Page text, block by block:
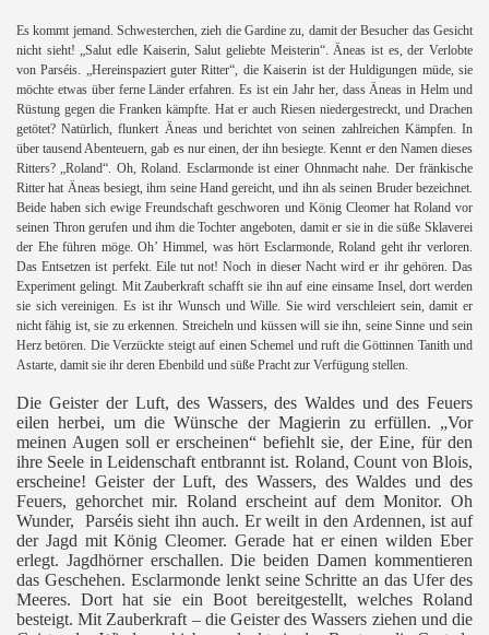
Es kommt jemand. Schwesterchen, zieh die Gardine zu, damit der Besucher das Gesicht
nicht sieht! „Salut edle Kaiserin, Salut geliebte Meisterin“. Äneas ist es, der Verlobte
von Parséis. „Hereinspaziert guter Ritter“, die Kaiserin ist der Huldigungen müde, sie
möchte etwas über ferne Länder erfahren. Es ist ein Jahr her, dass Äneas in Helm und
Rüstung gegen die Franken kämpfte. Hat er auch Riesen niedergestreckt, und Drachen
getötet? Natürlich, flunkert Äneas und berichtet von seinen zahlreichen Kämpfen. In
über tausend Abenteuern, gab es nur einen, der ihn besiegte. Kennt er den Namen dieses
Ritters? „Roland“. Oh, Roland. Esclarmonde ist einer Ohnmacht nahe. Der fränkische
Ritter hat Äneas besiegt, ihm seine Hand gereicht, und ihn als seinen Bruder bezeichnet.
Beide haben sich ewige Freundschaft geschworen und König Cleomer hat Roland vor
seinen Thron gerufen und ihm die Tochter angeboten, damit er sie in die süße Sklaverei
der Ehe führen möge. Oh’ Himmel, was hört Esclarmonde, Roland geht ihr verloren.
Das Entsetzen ist perfekt. Eile tut not!Noch in dieser Nacht wird er ihr gehören. Das
Experiment gelingt. Mit Zauberkraft schafft sie ihn auf eine einsame Insel, dort werden
sie sich vereinigen. Es ist ihr Wunsch und Wille. Sie wird verschleiert sein, damit er
nicht fähig ist, sie zu erkennen. Streicheln und küssen will sie ihn, seine Sinne und sein
Herz betören. Die Verzückte steigt auf einen Schemel und ruft die Göttinnen Tanith und
Astarte, damit sie ihr deren Ebenbild und süße Pracht zur Verfügung stellen.
Die Geister der Luft, des Wassers, des Waldes und des Feuers
eilen herbei, um die Wünsche der Magierin zu erfüllen. „Vor
meinen Augen soll er erscheinen“ befiehlt sie, der Eine, für den
ihre Seele in Leidenschaft entbrannt ist. Roland, Count von Blois,
erscheine! Geister der Luft, des Wassers, des Waldes und des
Feuers, gehorchet mir. Roland erscheint auf dem Monitor. Oh
Wunder,
Parséis sieht ihn auch. Er weilt in den Ardennen, ist auf
der Jagd mit König Cleomer. Gerade hat er einen wilden Eber
erlegt. Jagdhörner erschallen. Die beiden Damen kommentieren
das Geschehen. Esclarmonde lenkt seine Schritte an das Ufer des
Meeres. Dort hat sie ein Boot bereitgestellt, welches Roland
besteigt. Mit Zauberkraft – die Geister des Wassers ziehen und die